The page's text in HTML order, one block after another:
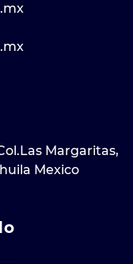
Margaritas,
Mexico